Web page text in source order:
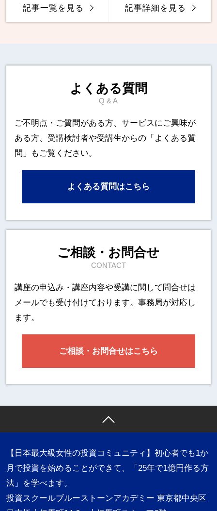
記事一覧を見る 記事詳細を見る
よくある質問
Q & A
ご不明点・ご質問がある方、サービスにご興味が
ある方、 受講検討者や受講生からの「よくある質
問」もご覧ください。
よくある質問はこちら
ご相談・お問合せ
CONTACT
講座の申込み・講座内容や受講に関して 問合せは
メールでも受け付けております。事務局が対応し
ます。
ご相談・お問合せはこちら
【日本最大級女性の投資コミュニティ】初心者でも1か
月で投資を始めることができて、「25年で1億円作る方
法」を学べます。
投資スクールブルーストーンアカデミー 東京都中央区